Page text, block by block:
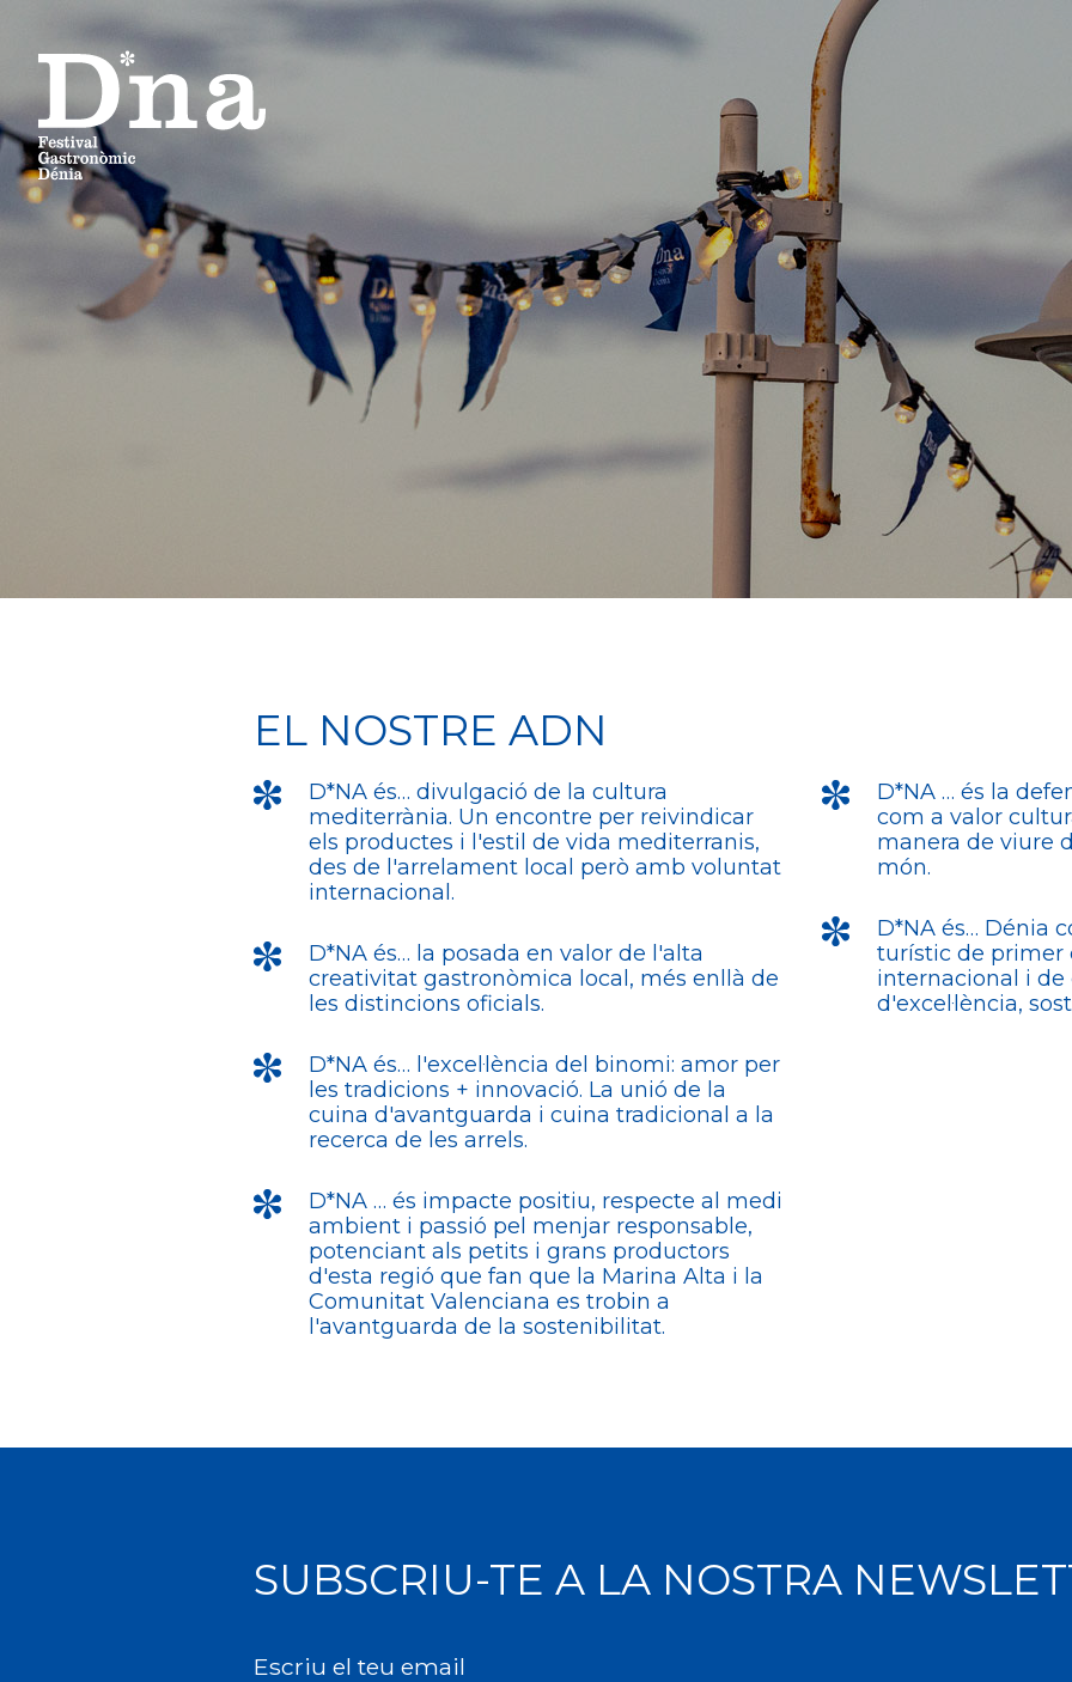
EL NOSTRE ADN
D*NA és… divulgació de la cultura
mediterrània. Un encontre per reivindicar
els productes i l'estil de vida mediterranis,
des de l'arrelament local però amb voluntat
internacional.
D*NA és… la posada en valor de l'alta
creativitat gastronòmica local, més enllà de
les distincions oficials.
D*NA és… l'excel·lència del binomi: amor per
les tradicions + innovació. La unió de la
cuina d'avantguarda i cuina tradicional a la
recerca de les arrels.
D*NA … és impacte positiu, respecte al medi
ambient i passió pel menjar responsable,
potenciant als petits i grans productors
d'esta regió que fan que la Marina Alta i la
Comunitat Valenciana es trobin a
l'avantguarda de la sostenibilitat.
D*NA … és la
com a valor
manera de viure
món.
D*NA és… Dénia
turístic de
internacional i
d'excel·lència,
SUBSCRIU-TE A LA NOSTRA
Escriu el teu email